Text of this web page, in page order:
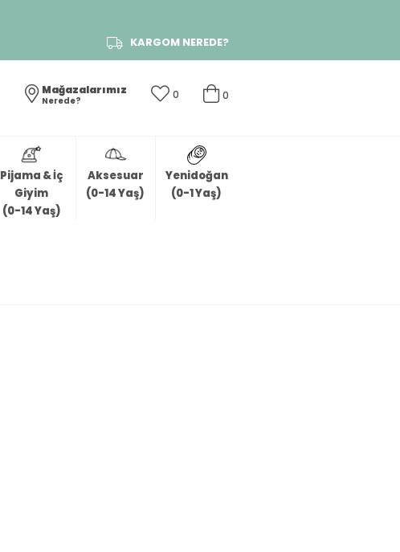
KARGOM NEREDE?
0
0
Mağazalarımız
Nerede?
Pijama & İç
Giyim
(0-14 Yaş)
Aksesuar
(0-14 Yaş)
Yenidoğan
(0-1 Yaş)